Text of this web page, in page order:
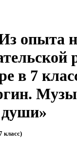
опыта
в 7
души»
класс)